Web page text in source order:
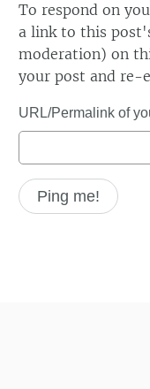
To respond on
a link to this
moderation) on
your post and re-
URL/Permalink of